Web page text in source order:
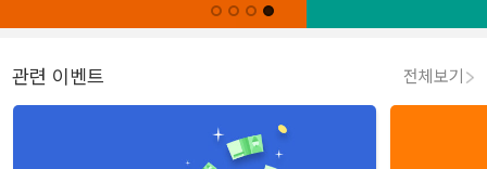
관련 이벤트 전체보기